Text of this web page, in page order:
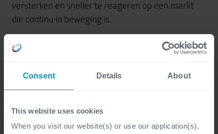
Consent Details About
This website uses cookies
When you visit our website(s) or use our application(s),
versterken en sneller te reageren op een markt
die continu in beweging is.
Digitale transformatie is daarmee geen
competitief en veerkrachtig te blijven in een steeds
complexere maritieme omgeving
Klaar om uw